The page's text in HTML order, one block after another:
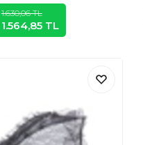
1.630,06TL
1.564,85TL